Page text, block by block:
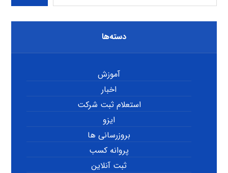
دسته‌ها
آموزش
اخبار
استعلام ثبت شرکت
ایزو
بروزرسانی ها
پروانه کسب
ثبت آنلاین